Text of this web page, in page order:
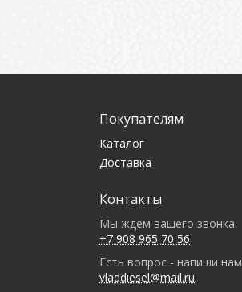
Покупателям
Каталог
Доставка
Контакты
Мы ждем вашего звонка
+7 908 965 70 56
Есть вопрос - напиши нам
vladdiesel@mail.ru